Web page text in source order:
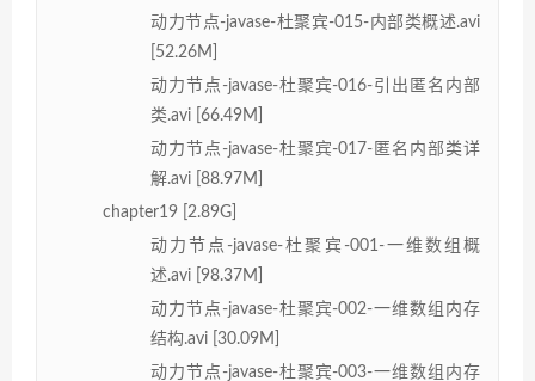
动力节点-javase-杜聚宾-015-内部类概述.avi
[52.26M]
动力节点-javase-杜聚宾-016-引出匿名内部
类.avi [66.49M]
动力节点-javase-杜聚宾-017-匿名内部类详
解.avi [88.97M]
chapter19 [2.89G]
动力节点-javase-杜聚宾-001-一维数组概
述.avi [98.37M]
动力节点-javase-杜聚宾-002-一维数组内存
结构.avi [30.09M]
动力节点-javase-杜聚宾-003-一维数组内存